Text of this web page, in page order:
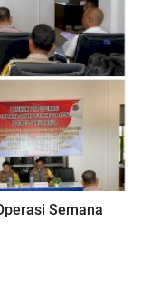
Semana